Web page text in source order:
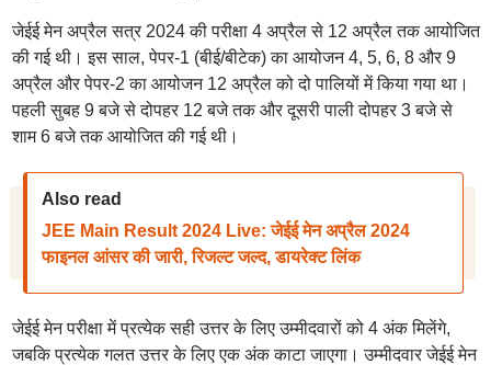
जेईई मेन अप्रैल सत्र 2024 की परीक्षा 4 अप्रैल से 12 अप्रैल तक आयोजित
की गई थी। इस साल, पेपर-1 (बीई/बीटेक) का आयोजन 4, 5, 6, 8 और 9
अप्रैल और पेपर-2 का आयोजन 12 अप्रैल को दो पालियों में किया गया था।
पहली सुबह 9 बजे से दोपहर 12 बजे तक और दूसरी पाली दोपहर 3 बजे से
शाम 6 बजे तक आयोजित की गई थी।
Also read
JEE Main Result 2024 Live: जेईई मेन अप्रैल 2024
फाइनल आंसर की जारी, रिजल्ट जल्द, डायरेक्ट लिंक
जेईई मेन परीक्षा में प्रत्येक सही उत्तर के लिए उम्मीदवारों को 4 अंक मिलेंगे,
जबकि प्रत्येक गलत उत्तर के लिए एक अंक काटा जाएगा। उम्मीदवार जेईई मेन